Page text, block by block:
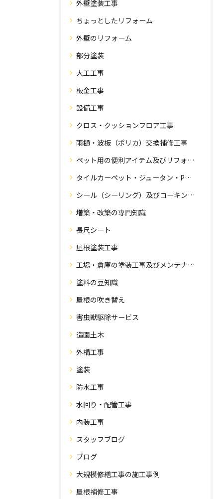
外壁塗装工事
ちょっとしたリフォーム
外壁のリフォーム
部分塗装
大工工事
板金工事
設備工事
クロス・クッションフロア工事
雨樋・波板（ポリカ）交換補修工事
ペット用の便利アイテム及びリフォーム工事
タイルカーペット・ジュータン・Pタイル・床・フローリング工事
シール（シーリング）及びコーキング工事の専門知識
増築・改築の専門知識
長尺シート
屋根塗装工事
工場・倉庫の塗装工事及びメンテナンス
塗料の豆知識
屋根の吹き替え
害虫獣駆除サービス
造園土木
外構工事
塗装
防水工事
水回り・配管工事
内装工事
スタッフブログ
ブログ
大規模修繕工事の施工事例
屋根補修工事